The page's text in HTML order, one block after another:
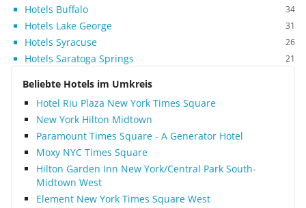
Hotels Buffalo 34
Hotels Lake George 31
Hotels Syracuse 26
Hotels Saratoga Springs 21
Beliebte Hotels im Umkreis
Hotel Riu Plaza New York Times Square
New York Hilton Midtown
Paramount Times Square - A Generator Hotel
Moxy NYC Times Square
Hilton Garden Inn New York/Central Park South-
Midtown West
Element New York Times Square West